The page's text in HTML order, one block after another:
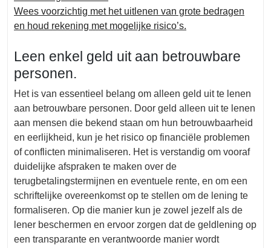
Wees voorzichtig met het uitlenen van grote bedragen
en houd rekening met mogelijke risico’s.
Leen enkel geld uit aan betrouwbare
personen.
Het is van essentieel belang om alleen geld uit te lenen
aan betrouwbare personen. Door geld alleen uit te lenen
aan mensen die bekend staan om hun betrouwbaarheid
en eerlijkheid, kun je het risico op financiële problemen
of conflicten minimaliseren. Het is verstandig om vooraf
duidelijke afspraken te maken over de
terugbetalingstermijnen en eventuele rente, en om een
schriftelijke overeenkomst op te stellen om de lening te
formaliseren. Op die manier kun je zowel jezelf als de
lener beschermen en ervoor zorgen dat de geldlening op
een transparante en verantwoorde manier wordt